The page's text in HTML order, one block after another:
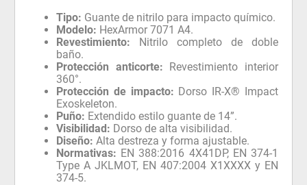
Tipo: Guante de nitrilo para impacto químico.
Modelo: HexArmor 7071 A4.
Revestimiento: Nitrilo completo de doble
baño.
Protección anticorte: Revestimiento interior
360°.
Protección de impacto: Dorso IR-X® Impact
Exoskeleton.
Puño: Extendido estilo guante de 14”.
Visibilidad: Dorso de alta visibilidad.
Diseño: Alta destreza y forma ajustable.
Normativas: EN 388:2016 4X41DP, EN 374-1
Type A JKLMOT, EN 407:2004 X1XXXX y EN
374-5.